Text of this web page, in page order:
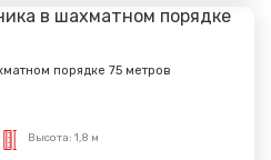
порядке 75 метров
Высота: 1,8 м